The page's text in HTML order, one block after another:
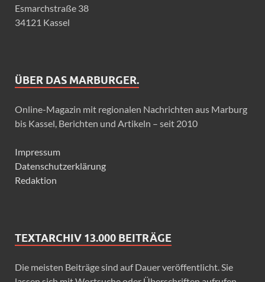
Esmarchstraße 38
34121 Kassel
ÜBER DAS MARBURGER.
Online-Magazin mit regionalen Nachrichten aus Marburg
bis Kassel, Berichten und Artikeln – seit 2010
Impressum
Datenschutzerklärung
Redaktion
TEXTARCHIV 13.000 BEITRÄGE
Die meisten Beiträge sind auf Dauer veröffentlicht. Sie